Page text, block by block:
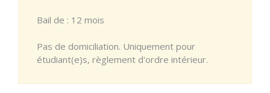
Bail de : 12 mois
Pas de domiciliation. Uniquement pour
étudiant(e)s, règlement d'ordre intérieur.